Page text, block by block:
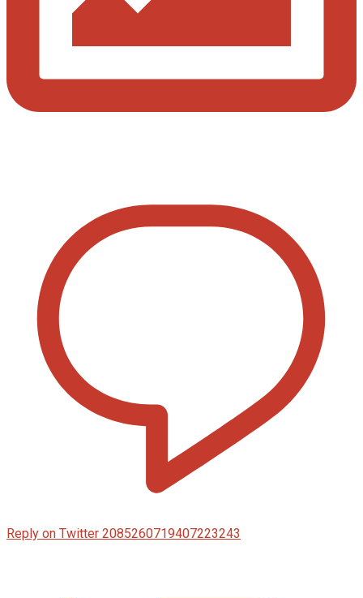
Reply on Twitter 2085260719407223243